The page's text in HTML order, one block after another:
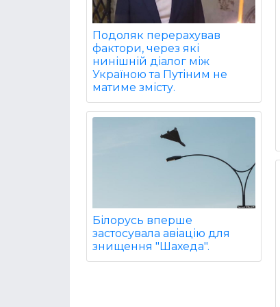
Подоляк перерахував
фактори, через які
нинішній діалог між
Україною та Путіним не
матиме змісту.
Білорусь вперше
застосувала авіацію для
знищення "Шахеда".